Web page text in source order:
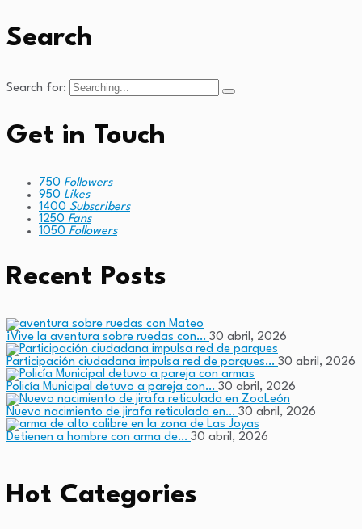
Search
Search for:
Get in Touch
750 Followers
950 Likes
1400 Subscribers
1250 Fans
1050 Followers
Recent Posts
¡Vive la aventura sobre ruedas con… 30 abril, 2026
Participación ciudadana impulsa red de parques… 30 abril, 2026
Policía Municipal detuvo a pareja con… 30 abril, 2026
Nuevo nacimiento de jirafa reticulada en… 30 abril, 2026
Detienen a hombre con arma de… 30 abril, 2026
Hot Categories